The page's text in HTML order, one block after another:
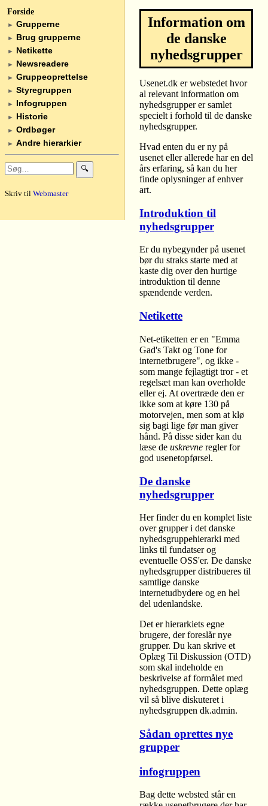
Forside
► Grupperne
► Brug grupperne
► Netikette
► Newsreadere
► Gruppeoprettelse
► Styregruppen
► Infogruppen
► Historie
► Ordbøger
► Andre hierarkier
🔍
Skriv til Webmaster
Information om
de danske
nyhedsgrupper
Usenet.dk er webstedet hvor
al relevant information om
nyhedsgrupper er samlet
specielt i forhold til de danske
nyhedsgrupper.
Hvad enten du er ny på
usenet eller allerede har en del
års erfaring, så kan du her
finde oplysninger af enhver
art.
Introduktion til
nyhedsgrupper
Er du nybegynder på usenet
bør du straks starte med at
kaste dig over den hurtige
introduktion til denne
spændende verden.
Netikette
Net-etiketten er en "Emma
Gad's Takt og Tone for
internetbrugere", og ikke -
som mange fejlagtigt tror - et
regelsæt man kan overholde
eller ej. At overtræde den er
ikke som at køre 130 på
motorvejen, men som at klø
sig bagi lige før man giver
hånd. På disse sider kan du
læse de uskrevne regler for
god usenetopførsel.
De danske
nyhedsgrupper
Her finder du en komplet liste
over grupper i det danske
nyhedsgruppehierarki med
links til fundatser og
eventuelle OSS'er. De danske
nyhedsgrupper distribueres til
samtlige danske
internetudbydere og en hel
del udenlandske.
Det er hierarkiets egne
brugere, der foreslår nye
grupper. Du kan skrive et
Oplæg Til Diskussion (OTD)
som skal indeholde en
beskrivelse af formålet med
nyhedsgruppen. Dette oplæg
vil så blive diskuteret i
nyhedsgruppen dk.admin.
Sådan oprettes nye
grupper
infogruppen
Bag dette websted står en